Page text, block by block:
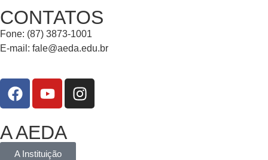
CONTATOS
Fone: (87) 3873-1001
E-mail: fale@aeda.edu.br
A AEDA
A Instituição